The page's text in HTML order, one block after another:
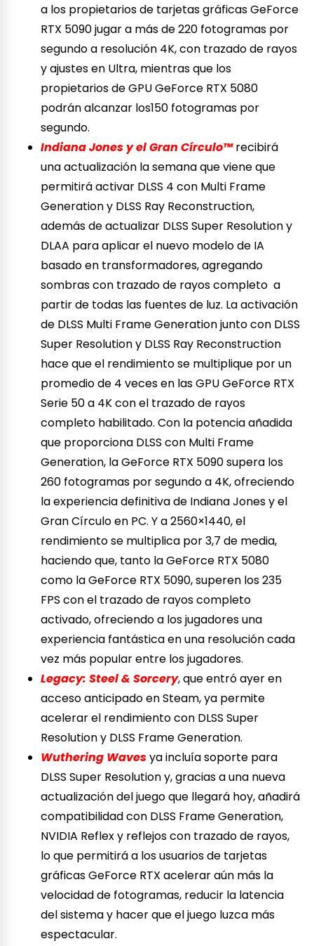
a los propietarios de tarjetas gráficas GeForce
RTX 5090 jugar a más de 220 fotogramas por
segundo a resolución 4K, con trazado de rayos
y ajustes en Ultra, mientras que los
propietarios de GPU GeForce RTX 5080
podrán alcanzar los150 fotogramas por
segundo.
Indiana Jones y el Gran Círculo™recibirá
una actualización la semana que viene que
permitirá activar DLSS 4 con Multi Frame
Generation y DLSS Ray Reconstruction,
además de actualizar DLSS Super Resolution y
DLAA para aplicar el nuevo modelo de IA
basado en transformadores, agregando
sombras con trazado de rayos completo a
partir de todas las fuentes de luz. La activación
de DLSS Multi Frame Generation junto con DLSS
Super Resolution y DLSS Ray Reconstruction
hace que el rendimiento se multiplique por un
promedio de 4 veces en las GPU GeForce RTX
Serie 50 a 4K con el trazado de rayos
completo habilitado. Con la potencia añadida
que proporciona DLSS con Multi Frame
Generation, la GeForce RTX 5090 supera los
260 fotogramas por segundo a 4K, ofreciendo
la experiencia definitiva de Indiana Jones y el
Gran Círculo en PC. Y a 2560×1440, el
rendimiento se multiplica por 3,7 de media,
haciendo que, tanto la GeForce RTX 5080
como la GeForce RTX 5090, superen los 235
FPS con el trazado de rayos completo
activado, ofreciendo a los jugadores una
experiencia fantástica en una resolución cada
vez más popular entre los jugadores.
Legacy: Steel & Sorcery, que entró ayer en
acceso anticipado en Steam, ya permite
acelerar el rendimiento con DLSS Super
Resolution y DLSS Frame Generation.
Wuthering Wavesya incluía soporte para
DLSS Super Resolution y, gracias a una nueva
actualización del juego que llegará hoy, añadirá
compatibilidad con DLSS Frame Generation,
NVIDIA Reflex y reflejos con trazado de rayos,
lo que permitirá a los usuarios de tarjetas
gráficas GeForce RTX acelerar aún más la
velocidad de fotogramas, reducir la latencia
del sistema y hacer que el juego luzca más
espectacular.